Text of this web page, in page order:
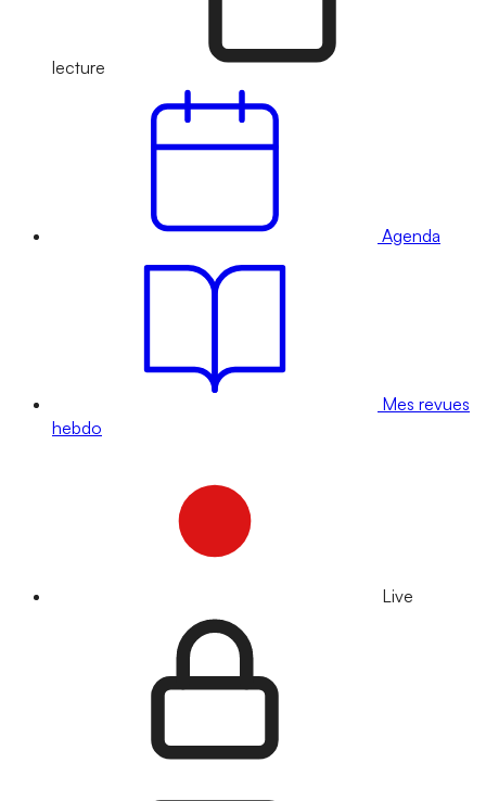
lecture
Agenda
Mes revues
hebdo
Live